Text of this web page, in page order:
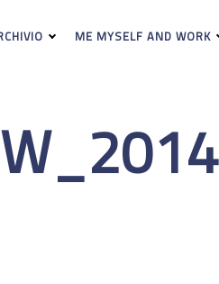
ME MYSELF AND WORK